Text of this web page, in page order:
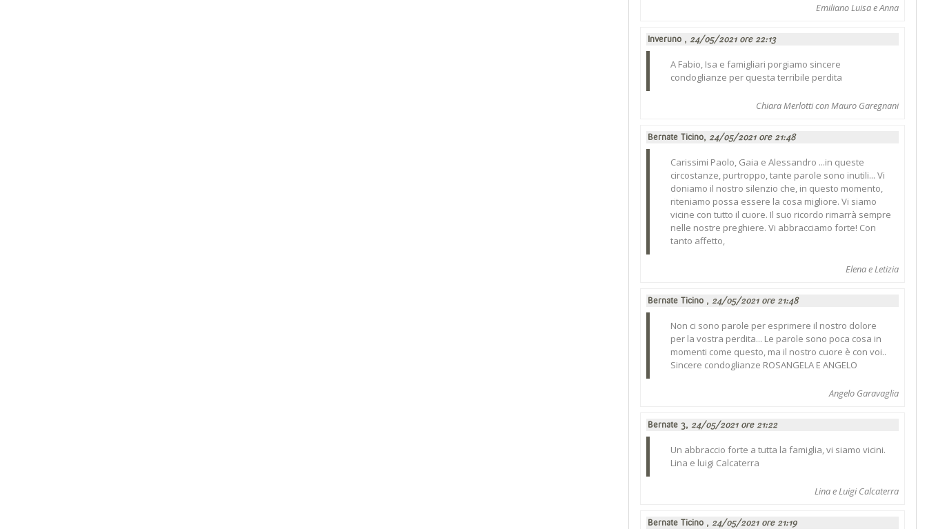
Emiliano Luisa e Anna
Inveruno , 24/05/2021 ore 22:13
A Fabio, Isa e famigliari porgiamo sincere
condoglianze per questa terribile perdita
Chiara Merlotti con Mauro Garegnani
Bernate Ticino, 24/05/2021 ore 21:48
Carissimi Paolo, Gaia e Alessandro ...in queste
circostanze, purtroppo, tante parole sono inutili... Vi
doniamo il nostro silenzio che, in questo momento,
riteniamo possa essere la cosa migliore. Vi siamo
vicine con tutto il cuore. Il suo ricordo rimarrà sempre
nelle nostre preghiere. Vi abbracciamo forte! Con
tanto affetto,
Elena e Letizia
Bernate Ticino , 24/05/2021 ore 21:48
Non ci sono parole per esprimere il nostro dolore
per la vostra perdita... Le parole sono poca cosa in
momenti come questo, ma il nostro cuore è con voi..
Sincere condoglianze ROSANGELA E ANGELO
Angelo Garavaglia
Bernate 3, 24/05/2021 ore 21:22
Un abbraccio forte a tutta la famiglia, vi siamo vicini.
Lina e luigi Calcaterra
Lina e Luigi Calcaterra
Bernate Ticino , 24/05/2021 ore 21:19